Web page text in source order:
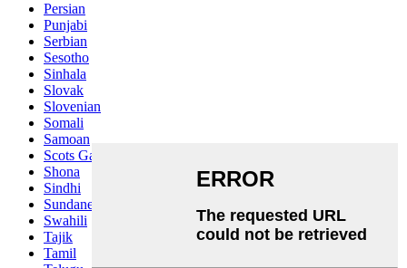
Persian
Punjabi
Serbian
Sesotho
Sinhala
Slovak
Slovenian
Somali
Samoan
Scots Gaelic
Shona
Sindhi
Sundanese
Swahili
Tajik
Tamil